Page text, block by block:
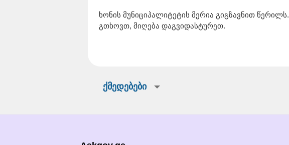
ხონის მუნიციპალიტეტის მერია გიგზავნით წერილს.
გთხოვთ, მიღება დაგვიდასტურეთ.
ქმედებები